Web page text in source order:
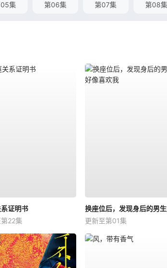
集 第06集 第07集 第08集
证明书
22集
更新至第01集